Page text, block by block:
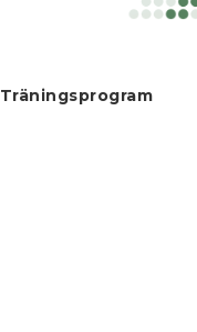
Träningsprogram